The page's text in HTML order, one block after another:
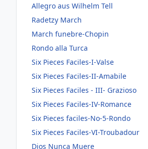
Allegro aus Wilhelm Tell
Radetzy March
March funebre-Chopin
Rondo alla Turca
Six Pieces Faciles-I-Valse
Six Pieces Faciles-II-Amabile
Six Pieces Faciles - III- Grazioso
Six Pieces Faciles-IV-Romance
Six Pieces faciles-No-5-Rondo
Six Pieces Faciles-VI-Troubadour
Dios Nunca Muere